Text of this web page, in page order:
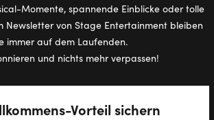
Momente, spannende Einblicke oder tolle
Newsletter von Stage Entertainment bleiben
immer auf dem Laufenden.
und nichts mehr verpassen!
Vorteil sichern